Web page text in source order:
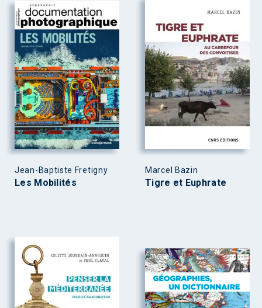
Jean-Baptiste Fretigny
Les Mobilités
Marcel Bazin
Tigre et Euphrate